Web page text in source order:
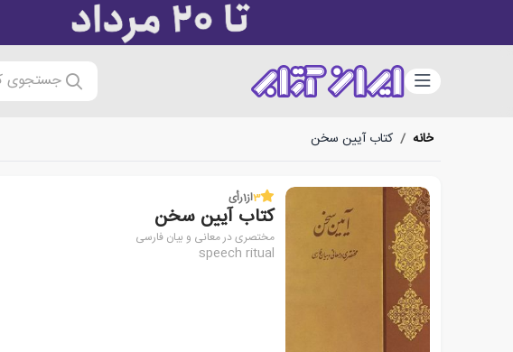
دسته‌بندی جستجوی
خانه / کتاب آیین سخن
3از1رأی
کتاب آیین سخن
مختصری در معانی و بیان فارسی
speech ritual